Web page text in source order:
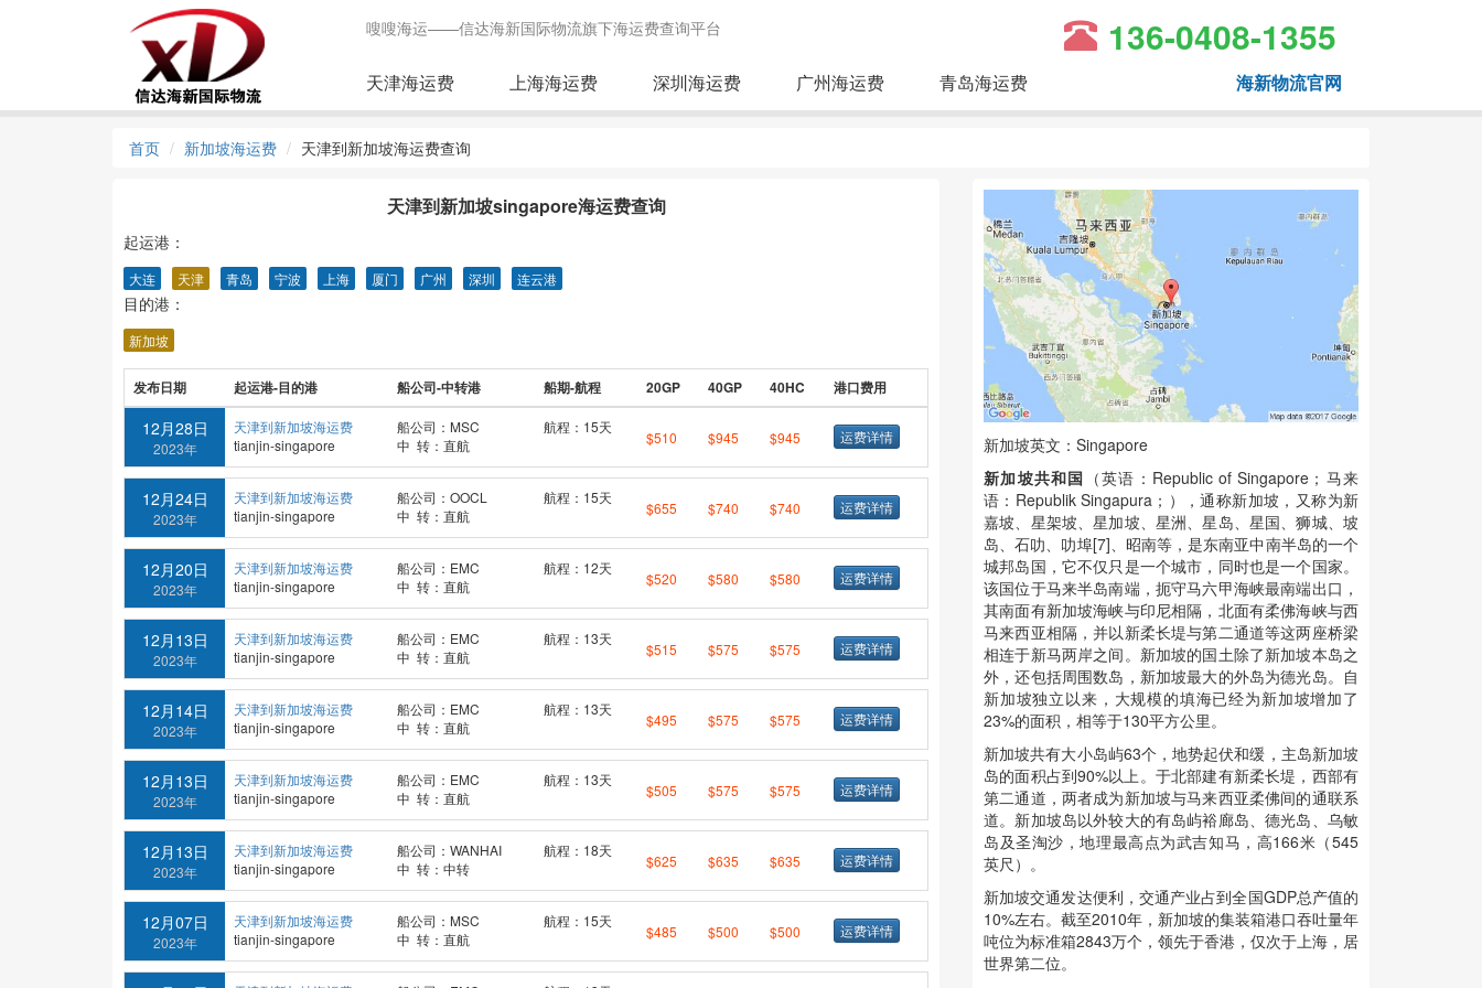
嗖嗖海运——信达海新国际物流旗下海运费查询平台 136-0408-1355
天津海运费 上海海运费 深圳海运费 广州海运费 青岛海运费 海新物流官网
首页 新加坡海运费 天津到新加坡海运费查询
天津到新加坡singapore海运费查询
起运港：
大连 天津 青岛 宁波 上海 厦门 广州 深圳 连云港
目的港：
新加坡
发布日期 起运港-目的港 船公司-中转港 船期-航程 20GP 40GP 40HC 港口费用
12月28日
2023年
天津到新加坡海运费
tianjin-singapore
船公司：MSC
中 转：直航
航程：15天
$510 $945 $945 运费详情
12月24日
2023年
天津到新加坡海运费
tianjin-singapore
船公司：OOCL
中 转：直航
航程：15天
$655 $740 $740 运费详情
12月20日
2023年
天津到新加坡海运费
tianjin-singapore
船公司：EMC
中 转：直航
航程：12天
$520 $580 $580 运费详情
12月13日
2023年
天津到新加坡海运费
tianjin-singapore
船公司：EMC
中 转：直航
航程：13天
$515 $575 $575 运费详情
12月14日
2023年
天津到新加坡海运费
tianjin-singapore
船公司：EMC
中 转：直航
航程：13天
$495 $575 $575 运费详情
12月13日
2023年
天津到新加坡海运费
tianjin-singapore
船公司：EMC
中 转：直航
航程：13天
$505 $575 $575 运费详情
12月13日
2023年
天津到新加坡海运费
tianjin-singapore
船公司：WANHAI
中 转：中转
航程：18天
$625 $635 $635 运费详情
12月07日
2023年
天津到新加坡海运费
tianjin-singapore
船公司：MSC
中 转：直航
航程：15天
$485 $500 $500 运费详情
新加坡英文：Singapore
新加坡共和国 （英语：Republic of Singapore；马来
语：Republik Singapura；），通称新加坡，又称为新
嘉坡、星架坡、星加坡、星洲、星岛、星国、狮城、坡
岛、石叻、叻埠[7]、昭南等，是东南亚中南半岛的一个
城邦岛国，它不仅只是一个城市，同时也是一个国家。
该国位于马来半岛南端，扼守马六甲海峡最南端出口，
其南面有新加坡海峡与印尼相隔，北面有柔佛海峡与西
马来西亚相隔，并以新柔长堤与第二通道等这两座桥梁
相连于新马两岸之间。新加坡的国土除了新加坡本岛之
外，还包括周围数岛，新加坡最大的外岛为德光岛。自
新加坡独立以来，大规模的填海已经为新加坡增加了
23%的面积，相等于130平方公里。
新加坡共有大小岛屿63个，地势起伏和缓，主岛新加坡
岛的面积占到90%以上。于北部建有新柔长堤，西部有
第二通道，两者成为新加坡与马来西亚柔佛间的通联系
道。新加坡岛以外较大的有岛屿裕廊岛、德光岛、乌敏
岛及圣淘沙，地理最高点为武吉知马，高166米（545
英尺）。
新加坡交通发达便利，交通产业占到全国GDP总产值的
10%左右。截至2010年，新加坡的集装箱港口吞吐量年
吨位为标准箱2843万个，领先于香港，仅次于上海，居
世界第二位。